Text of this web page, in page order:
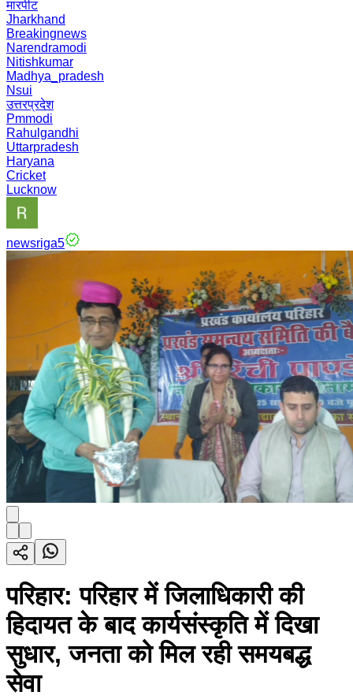
मारपीट
Jharkhand
Breakingnews
Narendramodi
Nitishkumar
Madhya_pradesh
Nsui
उत्तरप्रदेश
Pmmodi
Rahulgandhi
Uttarpradesh
Haryana
Cricket
Lucknow
newsriga5
परिहार: परिहार में जिलाधिकारी की
हिदायत के बाद कार्यसंस्कृति में दिखा
सुधार, जनता को मिल रही समयबद्ध
सेवा